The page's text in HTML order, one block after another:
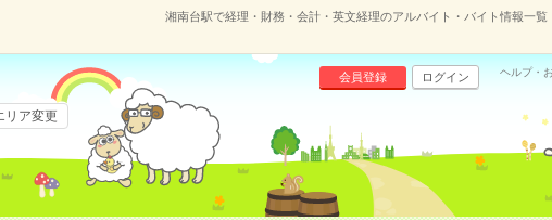
湘南台駅で経理・財務・会計・英文経理のアルバイト・バイト情報一覧
会員登録 ログイン ヘルプ・
リア変更